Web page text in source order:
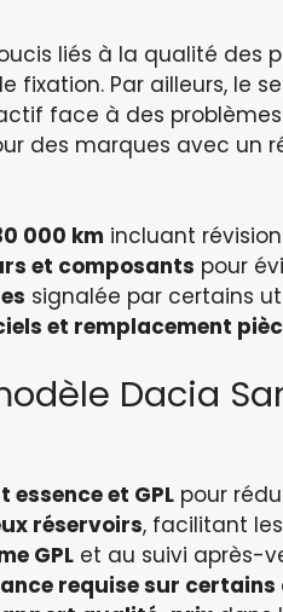
liés à la qualité des
fixation. Par ailleurs, le
face à des
des marques avec un
000 km incluant
et composants pour
signalée par certains
et remplacement
Dacia
et GPL pour
réservoirs, facilitant
GPL et au suivi après-
requise sur